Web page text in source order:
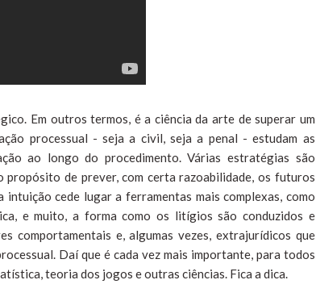
Em outros termos, é a ciência da arte de superar um
processual - seja a civil, seja a penal - estudam as
ao longo do procedimento. Várias estratégias são
propósito de prever, com certa razoabilidade, os futuros
cede lugar a ferramentas mais complexas, como
e muito, a forma como os litígios são conduzidos e
comportamentais e, algumas vezes, extrajurídicos que
Daí que é cada vez mais importante, para todos
teoria dos jogos e outras ciências. Fica a dica.